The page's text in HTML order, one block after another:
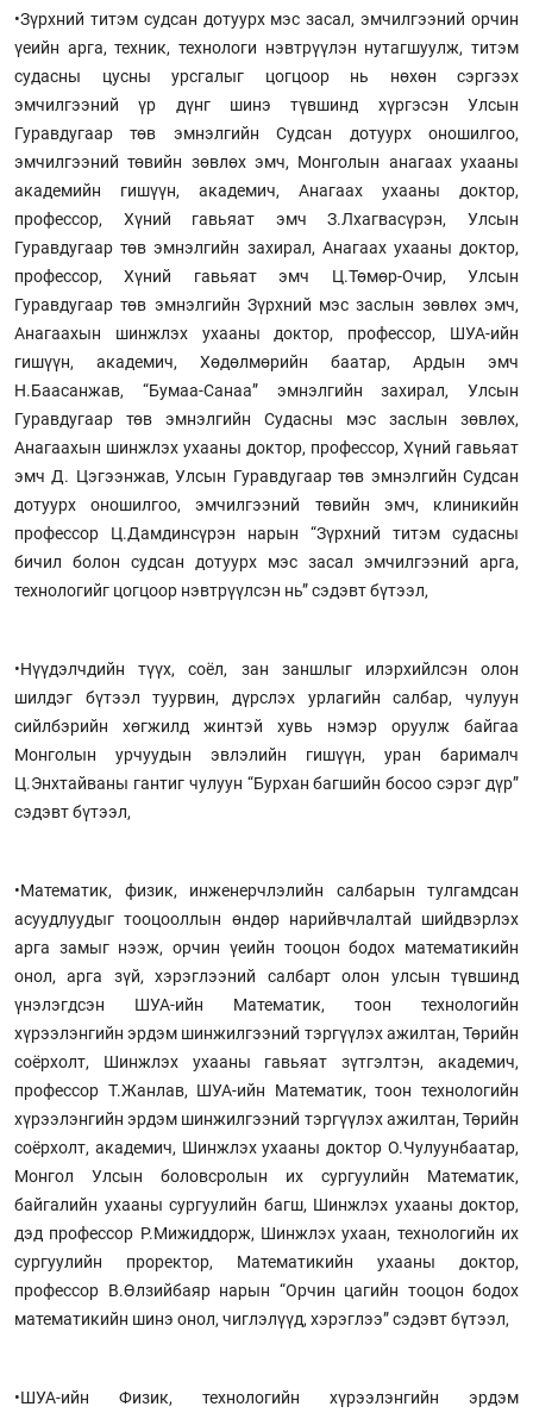
•Зүрхний титэм судсан дотуурх мэс засал, эмчилгээний орчин
үеийн арга, техник, технологи нэвтрүүлэн нутагшуулж, титэм
судасны цусны урсгалыг цогцоор нь нөхөн сэргээх
эмчилгээний үр дүнг шинэ түвшинд хүргэсэн Улсын
Гуравдугаар төв эмнэлгийн Судсан дотуурх оношилгоо,
эмчилгээний төвийн зөвлөх эмч, Монголын анагаах ухааны
академийн гишүүн, академич, Анагаах ухааны доктор,
профессор, Хүний гавьяат эмч З.Лхагвасүрэн, Улсын
Гуравдугаар төв эмнэлгийн захирал, Анагаах ухааны доктор,
профессор, Хүний гавьяат эмч Ц.Төмөр-Очир, Улсын
Гуравдугаар төв эмнэлгийн Зүрхний мэс заслын зөвлөх эмч,
Анагаахын шинжлэх ухааны доктор, профессор, ШУА-ийн
гишүүн, академич, Хөдөлмөрийн баатар, Ардын эмч
Н.Баасанжав, “Бумаа-Санаа” эмнэлгийн захирал, Улсын
Гуравдугаар төв эмнэлгийн Судасны мэс заслын зөвлөх,
Анагаахын шинжлэх ухааны доктор, профессор, Хүний гавьяат
эмч Д. Цэгээнжав, Улсын Гуравдугаар төв эмнэлгийн Судсан
дотуурх оношилгоо, эмчилгээний төвийн эмч, клиникийн
профессор Ц.Дамдинсүрэн нарын “Зүрхний титэм судасны
бичил болон судсан дотуурх мэс засал эмчилгээний арга,
технологийг цогцоор нэвтрүүлсэн нь” сэдэвт бүтээл,
•Нүүдэлчдийн түүх, соёл, зан заншлыг илэрхийлсэн олон
шилдэг бүтээл туурвин, дүрслэх урлагийн салбар, чулуун
сийлбэрийн хөгжилд жинтэй хувь нэмэр оруулж байгаа
Монголын урчуудын эвлэлийн гишүүн, уран барималч
Ц.Энхтайваны гантиг чулуун “Бурхан багшийн босоо сэрэг дүр”
сэдэвт бүтээл,
•Математик, физик, инженерчлэлийн салбарын тулгамдсан
асуудлуудыг тооцооллын өндөр нарийвчлалтай шийдвэрлэх
арга замыг нээж, орчин үеийн тооцон бодох математикийн
онол, арга зүй, хэрэглээний салбарт олон улсын түвшинд
үнэлэгдсэн ШУА-ийн Математик, тоон технологийн
хүрээлэнгийн эрдэм шинжилгээний тэргүүлэх ажилтан, Төрийн
соёрхолт, Шинжлэх ухааны гавьяат зүтгэлтэн, академич,
профессор Т.Жанлав, ШУА-ийн Математик, тоон технологийн
хүрээлэнгийн эрдэм шинжилгээний тэргүүлэх ажилтан, Төрийн
соёрхолт, академич, Шинжлэх ухааны доктор О.Чулуунбаатар,
Монгол Улсын боловсролын их сургуулийн Математик,
байгалийн ухааны сургуулийн багш, Шинжлэх ухааны доктор,
дэд профессор Р.Мижиддорж, Шинжлэх ухаан, технологийн их
сургуулийн проректор, Математикийн ухааны доктор,
профессор В.Өлзийбаяр нарын “Орчин цагийн тооцон бодох
математикийн шинэ онол, чиглэлүүд, хэрэглээ” сэдэвт бүтээл,
•ШУА-ийн Физик, технологийн хүрээлэнгийн эрдэм